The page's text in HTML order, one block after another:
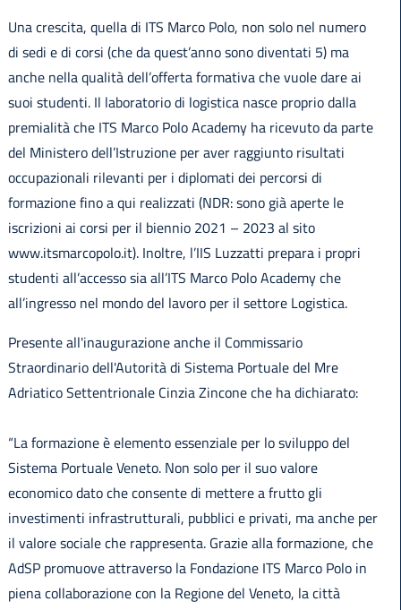
Una crescita, quella di ITS Marco Polo, non solo nel numero
di sedi e di corsi (che da quest’anno sono diventati 5) ma
anche nella qualità dell’offerta formativa che vuole dare ai
suoi studenti. Il laboratorio di logistica nasce proprio dalla
premialità che ITS Marco Polo Academy ha ricevuto da parte
del Ministero dell’Istruzione per aver raggiunto risultati
occupazionali rilevanti per i diplomati dei percorsi di
formazione fino a qui realizzati (NDR: sono già aperte le
iscrizioni ai corsi per il biennio 2021 – 2023 al sito
www.itsmarcopolo.it). Inoltre, l’IIS Luzzatti prepara i propri
studenti all’accesso sia all’ITS Marco Polo Academy che
all’ingresso nel mondo del lavoro per il settore Logistica.
Presente all'inaugurazione anche il Commissario
Straordinario dell'Autorità di Sistema Portuale del Mre
Adriatico Settentrionale Cinzia Zincone che ha dichiarato:
“La formazione è elemento essenziale per lo sviluppo del
Sistema Portuale Veneto. Non solo per il suo valore
economico dato che consente di mettere a frutto gli
investimenti infrastrutturali, pubblici e privati, ma anche per
il valore sociale che rappresenta. Grazie alla formazione, che
AdSP promuove attraverso la Fondazione ITS Marco Polo in
piena collaborazione con la Regione del Veneto, la città